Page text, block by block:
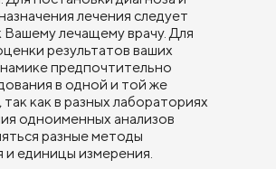
лечения следует
Вашему лечащему врачу. Для
результатов ваших
предпочтительно
в одной и той же
как в разных лабораториях
одноименных анализов
разные методы
и единицы измерения.